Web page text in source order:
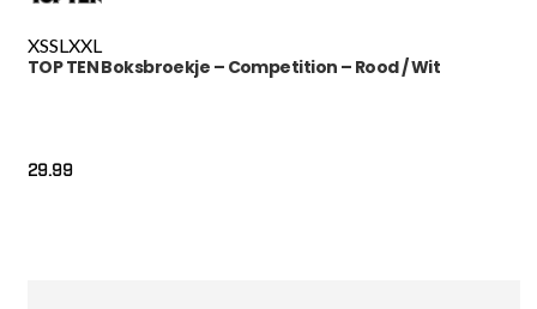
XSSL XXL
TOP TEN Boksbroekje – Competition – Rood / Wit
29.99